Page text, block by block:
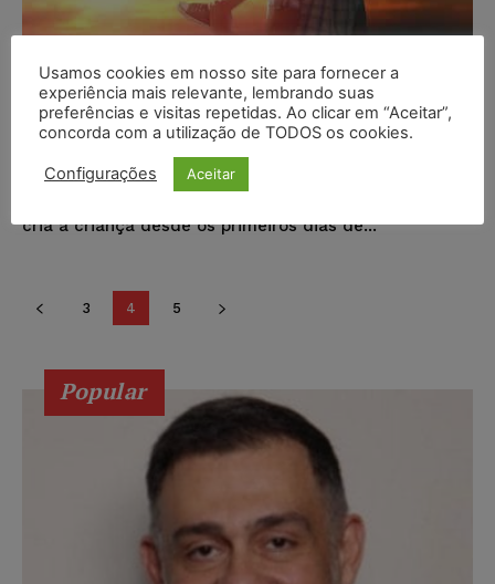
Justiça reconhece adoção póstuma
a pai no Acre
NOTÍCIAS Cynthia Silva - 10/08/2017
O pedido de adoção estava em andamento, quando o
cria a criança desde os primeiros dias de...
3 4 5
Popular
Usamos cookies em nosso site para fornecer a
experiência mais relevante, lembrando suas
preferências e visitas repetidas. Ao clicar em “Aceitar”,
concorda com a utilização de TODOS os cookies.
Configurações Aceitar